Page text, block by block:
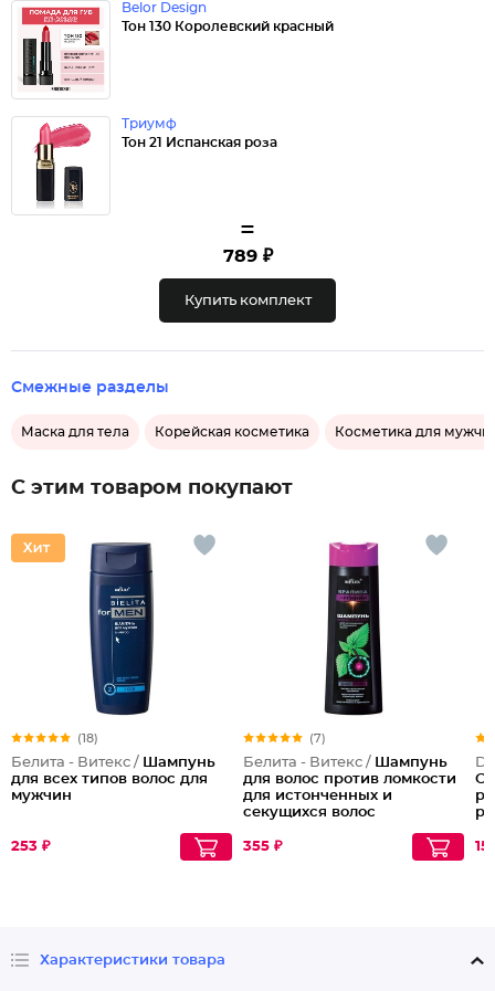
Belor Design
Тон 130 Королевский красный
Триумф
Тон 21 Испанская роза
=
789 ₽
Купить комплект
Смежные разделы
Маска для тела Корейская косметика Косметика для
С этим товаром покупают
(18)
Белита - Витекс / Шампунь
для всех типов волос для
мужчин
253 ₽
(7)
Белита - Витекс / Шампунь
для волос против ломкости
для истонченных и
секущихся волос
355 ₽
Характеристики товара